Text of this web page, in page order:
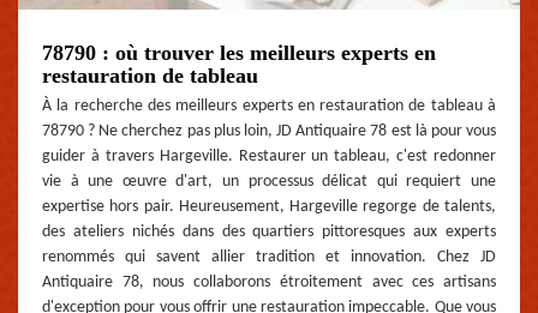
78790 : où trouver les meilleurs experts en
restauration de tableau
À la recherche des meilleurs experts en restauration de tableau à
78790 ? Ne cherchez pas plus loin, JD Antiquaire 78 est là pour vous
guider à travers Hargeville. Restaurer un tableau, c'est redonner
vie à une œuvre d'art, un processus délicat qui requiert une
expertise hors pair. Heureusement, Hargeville regorge de talents,
des ateliers nichés dans des quartiers pittoresques aux experts
renommés qui savent allier tradition et innovation. Chez JD
Antiquaire 78, nous collaborons étroitement avec ces artisans
d'exception pour vous offrir une restauration impeccable. Que vous